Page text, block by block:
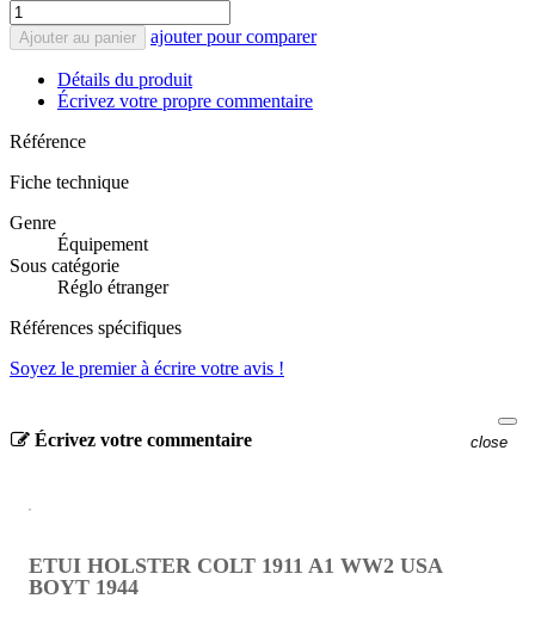
Ajouter au panier ajouter pour comparer
Détails du produit
Écrivez votre propre commentaire
Référence
Fiche technique
Genre
Équipement
Sous catégorie
Réglo étranger
Références spécifiques
Soyez le premier à écrire votre avis !
Écrivez votre commentaire close
ETUI HOLSTER COLT 1911 A1 WW2 USA
BOYT 1944